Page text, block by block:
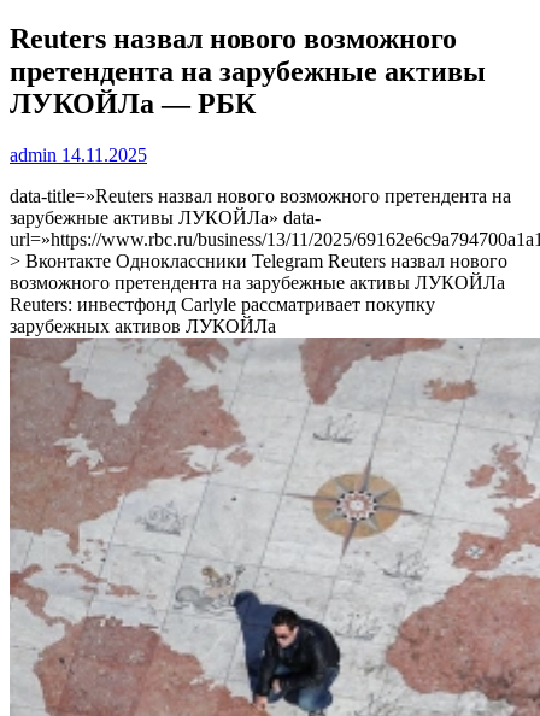
Reuters назвал нового возможного
претендента на зарубежные активы
ЛУКОЙЛа — РБК
admin 14.11.2025
data-title=»Reuters назвал нового возможного претендента на
зарубежные активы ЛУКОЙЛа» data-
url=»https://www.rbc.ru/business/13/11/2025/
> Вконтакте Одноклассники Telegram Reuters назвал нового
возможного претендента на зарубежные активы ЛУКОЙЛа
Reuters: инвестфонд Carlyle рассматривает покупку
зарубежных активов ЛУКОЙЛа